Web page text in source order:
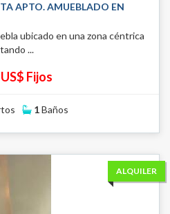
APTO. AMUEBLADO EN
ubicado en una zona céntrica
...
Fijos
1Baños
ALQUILER